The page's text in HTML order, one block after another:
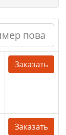
Заказать
Заказать